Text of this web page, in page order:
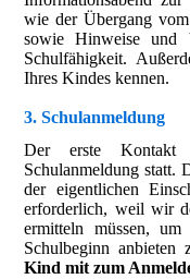
wie der Übergang
sowie Hinweise und
Schulfähigkeit.
Ihres Kindes kennen.
3. Schulanmeldung
Der erste
Schulanmeldung statt.
der eigentlichen
erforderlich, weil wir
ermitteln müssen, um
Schulbeginn anbieten
Kind mit zum